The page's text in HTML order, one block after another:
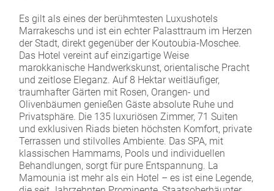
Es gilt als eines der berühmtesten Luxushotels
Marrakeschs und ist ein echter Palasttraum im Herzen
der Stadt, direkt gegenüber der Koutoubia-Moschee.
Das Hotel vereint auf einzigartige Weise
marokkanische Handwerkskunst, orientalische Pracht
und zeitlose Eleganz. Auf 8 Hektar weitläufiger,
traumhafter Gärten mit Rosen, Orangen- und
Olivenbäumen genießen Gäste absolute Ruhe und
Privatsphäre. Die 135 luxuriösen Zimmer, 71 Suiten
und exklusiven Riads bieten höchsten Komfort, private
Terrassen und stilvolles Ambiente. Das SPA, mit
klassischen Hammams, Pools und individuellen
Behandlungen, sorgt für pure Entspannung. La
Mamounia ist mehr als ein Hotel – es ist eine Legende,